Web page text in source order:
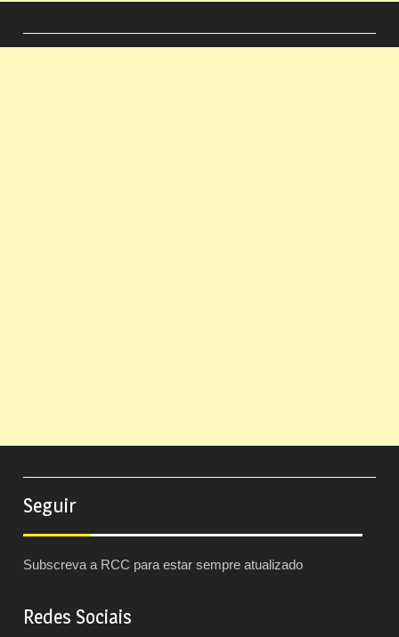
Seguir
Subscreva a RCC para estar sempre atualizado
Redes Sociais